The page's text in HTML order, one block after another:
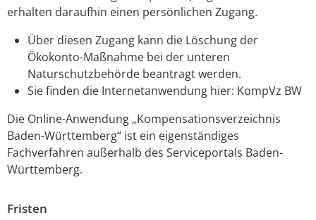
erhalten daraufhin einen persönlichen Zugang.
Über diesen Zugang kann die Löschung der
Ökokonto-Maßnahme bei der unteren
Naturschutzbehörde beantragt werden.
Sie finden die Internetanwendung hier: KompVz BW
Die Online-Anwendung „Kompensationsverzeichnis
Baden-Württemberg“ ist ein eigenständiges
Fachverfahren außerhalb des Serviceportals Baden-
Württemberg.
Fristen